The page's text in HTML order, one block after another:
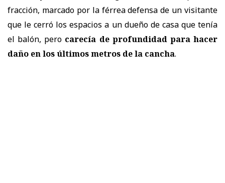
fracción, marcado por la férrea defensa de un visitante
que le cerró los espacios a un dueño de casa que tenía
el balón, pero carecía de profundidad para hacer
daño en los últimos metros de la cancha.